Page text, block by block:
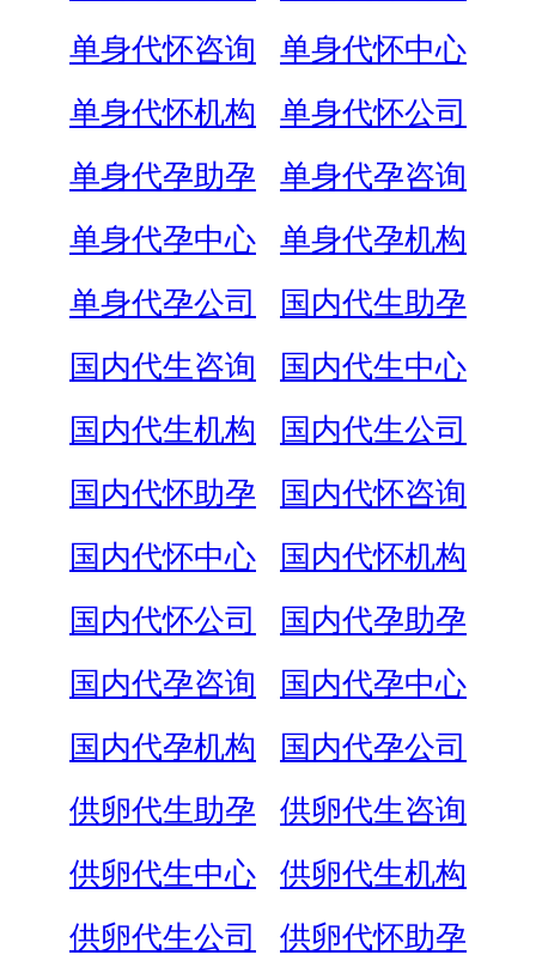
单身代怀咨询
单身代怀中心
单身代怀机构
单身代怀公司
单身代孕助孕
单身代孕咨询
单身代孕中心
单身代孕机构
单身代孕公司
国内代生助孕
国内代生咨询
国内代生中心
国内代生机构
国内代生公司
国内代怀助孕
国内代怀咨询
国内代怀中心
国内代怀机构
国内代怀公司
国内代孕助孕
国内代孕咨询
国内代孕中心
国内代孕机构
国内代孕公司
供卵代生助孕
供卵代生咨询
供卵代生中心
供卵代生机构
供卵代生公司
供卵代怀助孕